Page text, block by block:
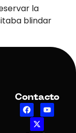
la
blindar
Contacto